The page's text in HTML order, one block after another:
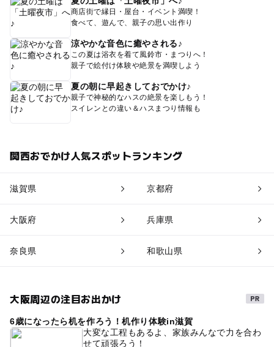
商店街で縁日・屋台・イベント満喫！
食べて、遊んで、親子の思い出作り
涼やかな音色に癒やされる♪
この夏は浴衣を着て風鈴市・まつりへ！
親子で絵付け体験や絶景を満喫しよう
夏の朝に早起きしておでかけ♪
親子で神秘的なハスの絶景を楽しもう！
スイレンとの違い＆ハスまつり情報も
関西おでかけ人気スポットランキング
滋賀県 京都府
大阪府 兵庫県
奈良県 和歌山県
大阪周辺の注目お出かけ
6歳になったら机を作ろう！机作り体験in滋賀
大変な工程もあるよ、家族みんなで力を合わ
せて頑張ろう！